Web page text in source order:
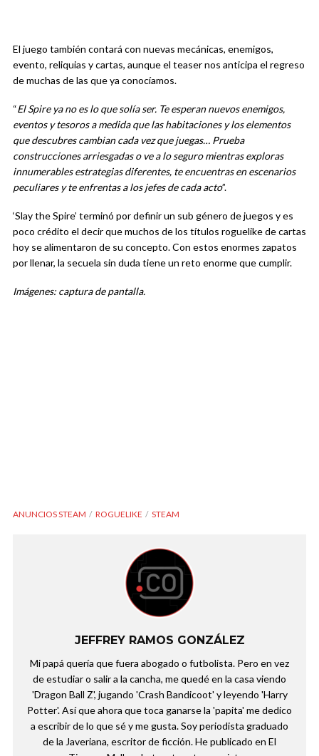
El juego también contará con nuevas mecánicas, enemigos,
evento, reliquias y cartas, aunque el teaser nos anticipa el regreso
de muchas de las que ya conocíamos.
“El Spire ya no es lo que solía ser. Te esperan nuevos enemigos,
eventos y tesoros a medida que las habitaciones y los elementos
que descubres cambian cada vez que juegas… Prueba
construcciones arriesgadas o ve a lo seguro mientras exploras
innumerables estrategias diferentes, te encuentras en escenarios
peculiares y te enfrentas a los jefes de cada acto”.
‘Slay the Spire’ terminó por definir un sub género de juegos y es
poco crédito el decir que muchos de los títulos roguelike de cartas
hoy se alimentaron de su concepto. Con estos enormes zapatos
por llenar, la secuela sin duda tiene un reto enorme que cumplir.
Imágenes: captura de pantalla.
ANUNCIOS STEAM ROGUELIKE STEAM
JEFFREY RAMOS GONZÁLEZ
Mi papá quería que fuera abogado o futbolista. Pero en vez
de estudiar o salir a la cancha, me quedé en la casa viendo
'Dragon Ball Z', jugando 'Crash Bandicoot' y leyendo 'Harry
Potter'. Así que ahora que toca ganarse la 'papita' me dedico
a escribir de lo que sé y me gusta. Soy periodista graduado
de la Javeriana, escritor de ficción. He publicado en El